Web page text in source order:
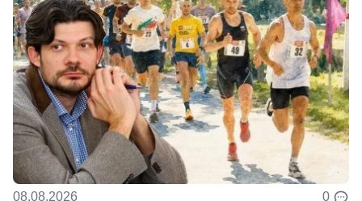
08.08.2026 0